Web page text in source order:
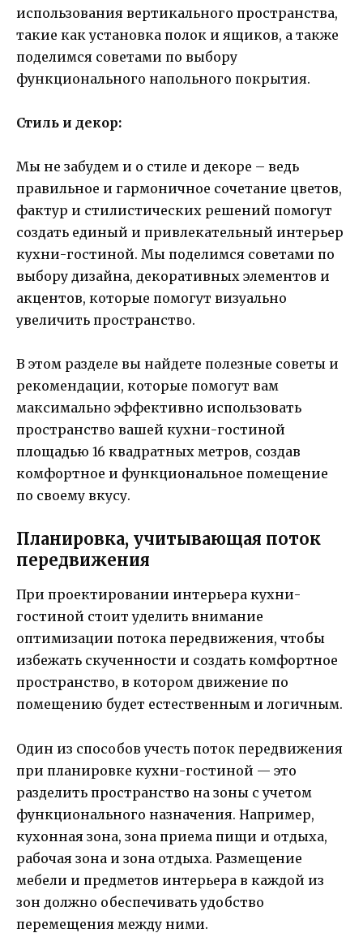
использования вертикального пространства,
такие как установка полок и ящиков, а также
поделимся советами по выбору
функционального напольного покрытия.
Стиль и декор:
Мы не забудем и о стиле и декоре – ведь
правильное и гармоничное сочетание цветов,
фактур и стилистических решений помогут
создать единый и привлекательный интерьер
кухни-гостиной. Мы поделимся советами по
выбору дизайна, декоративных элементов и
акцентов, которые помогут визуально
увеличить пространство.
В этом разделе вы найдете полезные советы и
рекомендации, которые помогут вам
максимально эффективно использовать
пространство вашей кухни-гостиной
площадью 16 квадратных метров, создав
комфортное и функциональное помещение
по своему вкусу.
Планировка, учитывающая поток
передвижения
При проектировании интерьера кухни-
гостиной стоит уделить внимание
оптимизации потока передвижения, чтобы
избежать скученности и создать комфортное
пространство, в котором движение по
помещению будет естественным и логичным.
Один из способов учесть поток передвижения
при планировке кухни-гостиной — это
разделить пространство на зоны с учетом
функционального назначения. Например,
кухонная зона, зона приема пищи и отдыха,
рабочая зона и зона отдыха. Размещение
мебели и предметов интерьера в каждой из
зон должно обеспечивать удобство
перемещения между ними.